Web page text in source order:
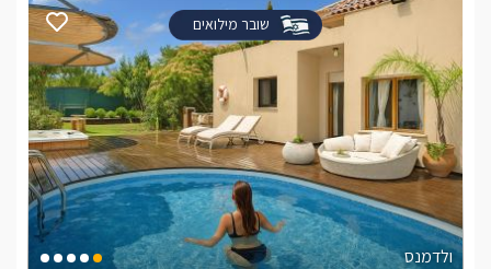
שובר מילואים
ולדמנס